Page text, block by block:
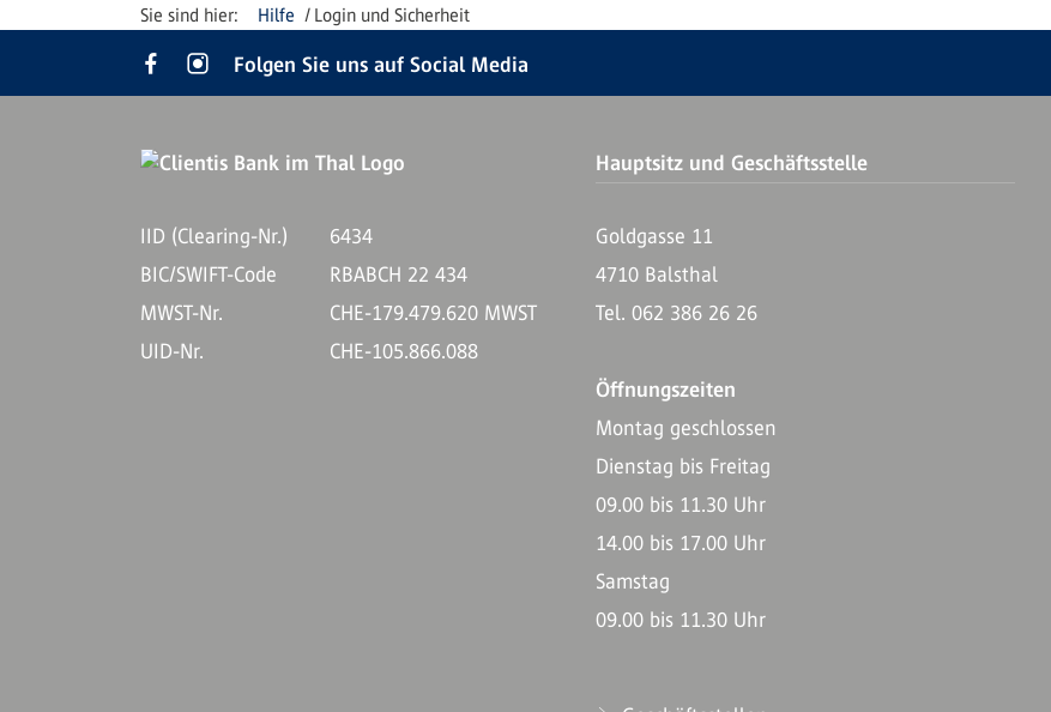
Hilfe Login und Sicherheit
Folgen Sie uns auf Social Media
Hauptsitz und Geschäftsstelle
IID (Clearing-Nr.)
6434
BIC/SWIFT-Code
RBABCH 22 434
MWST-Nr.
CHE-179.479.620 MWST
UID-Nr.
CHE-105.866.088
Goldgasse 11
4710 Balsthal
Tel. 062 386 26 26
Öffnungszeiten
Montag geschlossen
Dienstag bis Freitag
09.00 bis 11.30 Uhr
14.00 bis 17.00 Uhr
Samstag
09.00 bis 11.30 Uhr